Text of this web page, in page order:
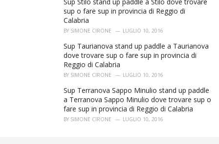
sup o fare sup in provincia di Reggio di
Calabria
BY SIMONE CIRONE LUGLIO 10, 2016
Sup Taurianova stand up paddle a Taurianova
dove trovare sup o fare sup in provincia di
Reggio di Calabria
BY SIMONE CIRONE LUGLIO 10, 2016
Sup Terranova Sappo Minulio stand up paddle
a Terranova Sappo Minulio dove trovare sup o
fare sup in provincia di Reggio di Calabria
BY SIMONE CIRONE LUGLIO 10, 2016